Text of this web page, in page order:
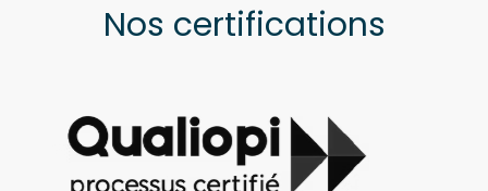
Nos certifications